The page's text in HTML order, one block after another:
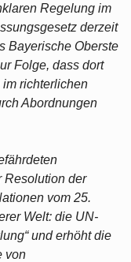
Regelung im
derzeit
Bayerische Oberste
Folge, dass dort
richterlichen
Abordnungen
Resolution der
vom 25.
Welt: die UN-
und erhöht die
von